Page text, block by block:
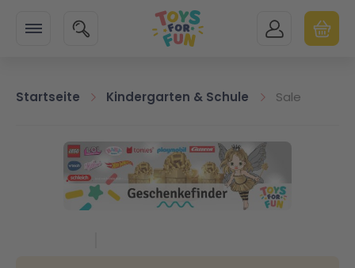
SUCHE MEIN KONTO
Schule
Alle Artikel
Schulranzen - Taschen - Rucksäcke
Startseite Kindergarten & Schule Sale